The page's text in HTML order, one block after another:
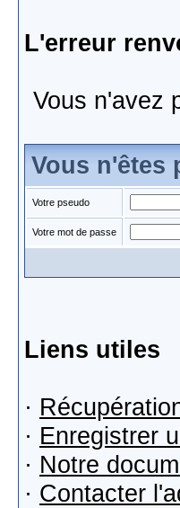
L'erreur
Vous n'avez
Vous n'êtes
Votre pseudo
Votre mot de passe
Liens utiles
·
· Enregistrer
· Notre
· Contacter